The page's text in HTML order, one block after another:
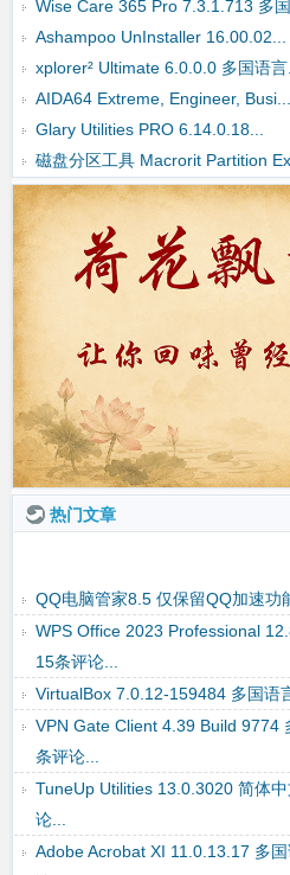
Wise Care 365 Pro 7.3.1.713 多国
Ashampoo UnInstaller 16.00.02...
xplorer² Ultimate 6.0.0.0 多国语言
AIDA64 Extreme, Engineer, Busi...
Glary Utilities PRO 6.14.0.18...
磁盘分区工具 Macrorit Partition
热门文章
QQ电脑管家8.5 仅保留QQ加速
WPS Office 2023 Professional
15条评论...
VirtualBox 7.0.12-159484 多国语
VPN Gate Client 4.39 Build 9774
条评论...
TuneUp Utilities 13.0.3020 简体
论...
Adobe Acrobat XI 11.0.13.17 多